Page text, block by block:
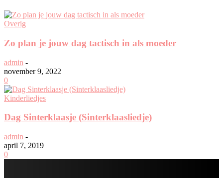
Overig
Zo plan je jouw dag tactisch in als moeder
admin -
november 9, 2022
0
Kinderliedjes
Dag Sinterklaasje (Sinterklaasliedje)
admin -
april 7, 2019
0